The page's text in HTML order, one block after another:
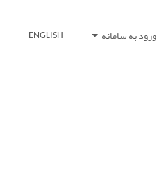
ورود به سامانه ENGLISH